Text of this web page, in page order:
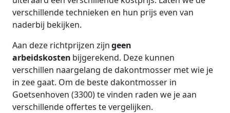
verschillende technieken en hun prijs even van
naderbij bekijken.
Aan deze richtprijzen zijngeen
arbeidskosten bijgerekend. Deze kunnen
verschillen naargelang de dakontmosser met wie je
in zee gaat. Om de beste dakontmosser in
Goetsenhoven (3300) te vinden raden we je aan
verschillende offertes te vergelijken.